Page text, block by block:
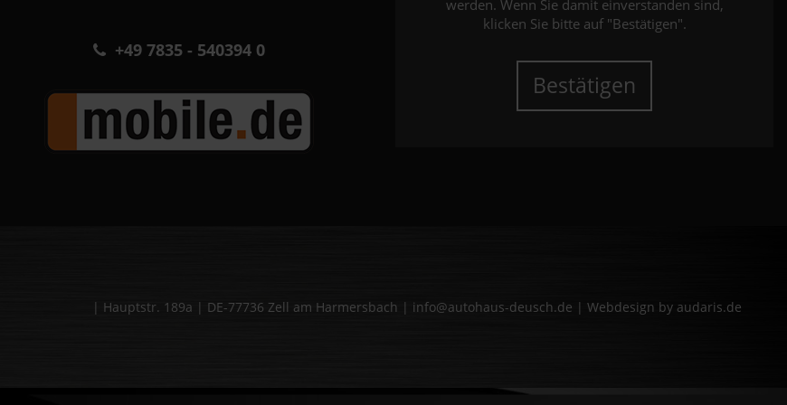
+49 7835 - 540394 0
werden. Wenn Sie damit einverstanden sind,
klicken Sie bitte auf "Bestätigen".
Bestätigen
| Hauptstr. 189a | DE-77736 Zell am Harmersbach | info@autohaus-deusch.de | Webdesign by audaris.de